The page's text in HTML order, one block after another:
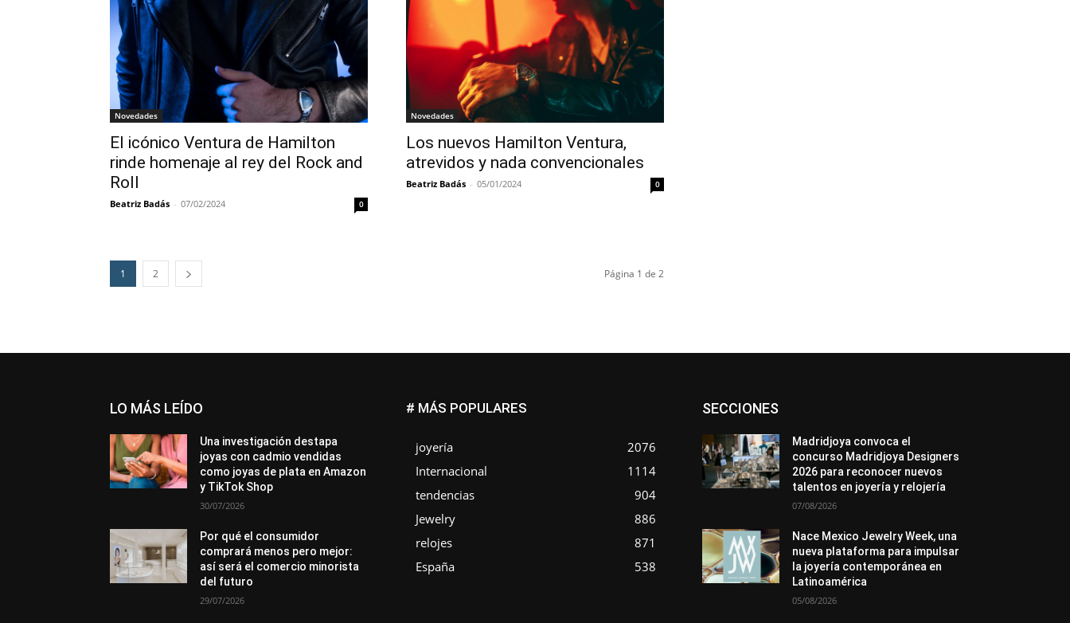
Novedades
El icónico Ventura de Hamilton
rinde homenaje al rey del Rock and
Roll
Beatriz Badás - 07/02/2024 0
Novedades
Los nuevos Hamilton Ventura,
atrevidos y nada convencionales
Beatriz Badás - 05/01/2024 0
1 2 Página 1 de 2
LO MÁS LEÍDO
Una investigación destapa
joyas con cadmio vendidas
como joyas de plata en Amazon
y TikTok Shop
30/07/2026
Por qué el consumidor
comprará menos pero mejor:
así será el comercio minorista
del futuro
29/07/2026
# MÁS POPULARES
joyería
2076
Internacional
1114
tendencias
904
Jewelry
886
relojes
871
España
538
SECCIONESAsociaciones
En tendencia
In memoriam
La Pluma de Pedro Pérez
México
Mundo Técnico
Novedades
Opiniones
Perspectiva
Premios
Secciones
Sin categoría
Sucesos
Madridjoya convoca el
concurso Madridjoya Designers
2026 para reconocer nuevos
talentos en joyería y relojería
07/08/2026
Nace Mexico Jewelry Week, una
nueva plataforma para impulsar
la joyería contemporánea en
Latinoamérica
05/08/2026